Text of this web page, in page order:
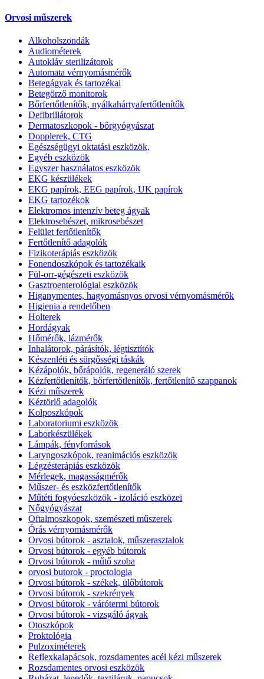
Orvosi műszerek
Alkoholszondák
Audiométerek
Autokláv sterilizátorok
Automata vérnyomásmérők
Betegágyak és tartozékai
Betegörző monitorok
Bőrfertőtlenítők, nyálkahártyafertőtlenítők
Defibrillátorok
Dermatoszkopok - bőrgyógyászat
Dopplerek, CTG
Egészségügyi oktatási eszközök,
Egyéb eszközök
Egyszer használatos eszközök
EKG készülékek
EKG papírok, EEG papírok, UK papírok
EKG tartozékok
Elektromos intenzív beteg ágyak
Elektrosebészet, mikrosebészet
Felület fertőtlenítők
Fertőtlenítő adagolók
Fizikoterápiás eszközök
Fonendoszkópok és tartozékaik
Fül-orr-gégészeti eszközök
Gasztroenterológiai eszközök
Higanymentes, hagyomásnyos orvosi vérnyomásmérők
Higienia a rendelőben
Holterek
Hordágyak
Hőmérők, lázmérők
Inhalátorok, párásítók, légtisztítók
Készenléti és sürgősségi táskák
Kézápolók, bőrápolók, regeneráló szerek
Kézfertőtlenítők, bőrfertőtlenítők, fertőtlenítő szappanok
Kézi műszerek
Kéztörlő adagolók
Kolposzkópok
Laboratoriumi eszközök
Laborkészülékek
Lámpák, fényforrások
Laryngoszkópok, reanimációs eszközök
Légzésterápiás eszközök
Mérlegek, magasságmérők
Műszer- és eszközfertőtlenítők
Műtéti fogyóeszközök - izoláció eszközei
Nőgyógyászat
Oftalmoszkopok, szemészeti műszerek
Órás vérnyomásmérők
Orvosi bútorok - asztalok, műszerasztalok
Orvosi bútorok - egyéb bútorok
Orvosi bútorok - műtő szoba
orvosi butorok - proctologia
Orvosi bútorok - székek, ülőbútorok
Orvosi bútorok - szekrények
Orvosi bútorok - várótermi bútorok
Orvosi bútorok - vizsgáló ágyak
Otoszkópok
Proktológia
Pulzoximéterek
Reflexkalapácsok, rozsdamentes acél kézi műszerek
Rozsdamentes orvosi eszközök